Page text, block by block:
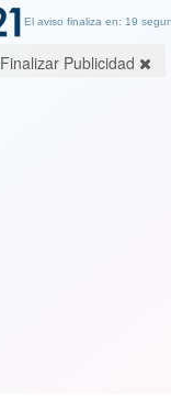
El aviso finaliza en: 19
Finalizar Publicidad